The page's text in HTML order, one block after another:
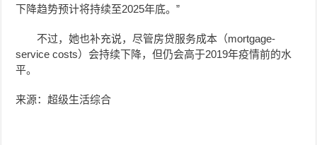
下降趋势预计将持续至2025年底。”
不过，她也补充说，尽管房贷服务成本（mortgage-
service costs）会持续下降，但仍会高于2019年疫情前的水
平。
来源：超级生活综合